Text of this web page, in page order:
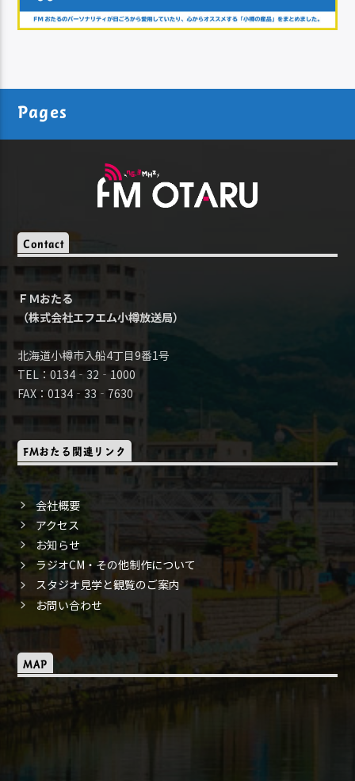
Pages
Contact
ＦＭおたる
（株式会社エフエム小樽放送局）
北海道小樽市入船4丁目9番1号
TEL：0134‐32‐1000
FAX：0134‐33‐7630
FMおたる関連リンク
会社概要
アクセス
お知らせ
ラジオCM・その他制作について
スタジオ見学と観覧のご案内
お問い合わせ
MAP